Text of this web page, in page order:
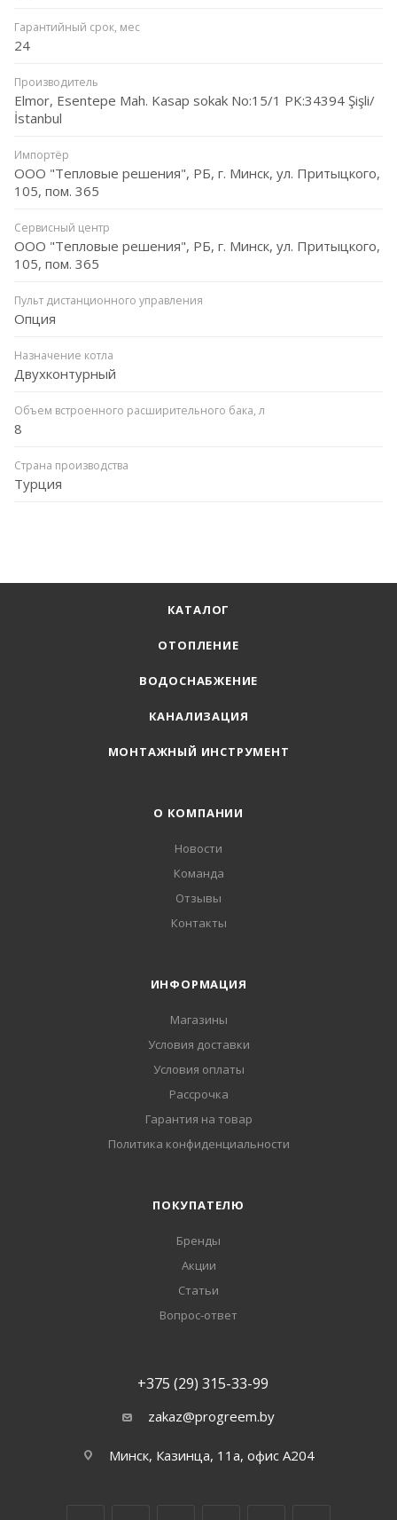
Гарантийный срок, мес
24
Производитель
Elmor, Esentepe Mah. Kasap sokak No:15/1 PK:34394 Şişli/
İstanbul
Импортёр
ООО "Тепловые решения", РБ, г. Минск, ул. Притыцкого,
105, пом. 365
Сервисный центр
ООО "Тепловые решения", РБ, г. Минск, ул. Притыцкого,
105, пом. 365
Пульт дистанционного управления
Опция
Назначение котла
Двухконтурный
Объем встроенного расширительного бака, л
8
Страна производства
Турция
КАТАЛОГ
ОТОПЛЕНИЕ
ВОДОСНАБЖЕНИЕ
КАНАЛИЗАЦИЯ
МОНТАЖНЫЙ ИНСТРУМЕНТ
О КОМПАНИИ
Новости
Команда
Отзывы
Контакты
ИНФОРМАЦИЯ
Магазины
Условия доставки
Условия оплаты
Рассрочка
Гарантия на товар
Политика конфиденциальности
ПОКУПАТЕЛЮ
Бренды
Акции
Статьи
Вопрос-ответ
+375 (29) 315-33-99
zakaz@progreem.by
Минск, Казинца, 11а, офис А204